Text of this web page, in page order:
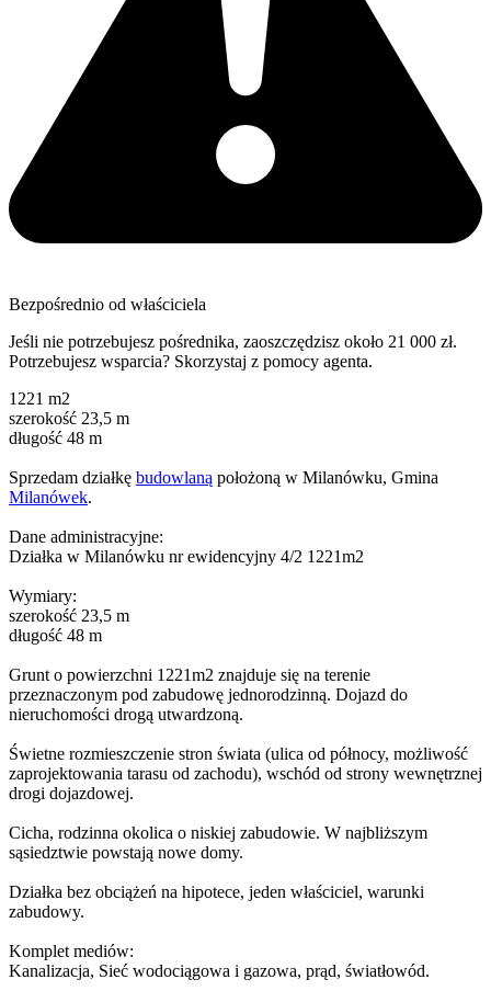
Bezpośrednio od właściciela
Jeśli nie potrzebujesz pośrednika, zaoszczędzisz około 21 000 zł.
Potrzebujesz wsparcia? Skorzystaj z pomocy agenta.
1221 m2
szerokość 23,5 m
długość 48 m
Sprzedam działkę budowlaną położoną w Milanówku, Gmina
Milanówek.
Dane administracyjne:
Działka w Milanówku nr ewidencyjny 4/2 1221m2
Wymiary:
szerokość 23,5 m
długość 48 m
Grunt o powierzchni 1221m2 znajduje się na terenie
przeznaczonym pod zabudowę jednorodzinną. Dojazd do
nieruchomości drogą utwardzoną.
Świetne rozmieszczenie stron świata (ulica od północy, możliwość
zaprojektowania tarasu od zachodu), wschód od strony wewnętrznej
drogi dojazdowej.
Cicha, rodzinna okolica o niskiej zabudowie. W najbliższym
sąsiedztwie powstają nowe domy.
Działka bez obciążeń na hipotece, jeden właściciel, warunki
zabudowy.
Komplet mediów:
Kanalizacja, Sieć wodociągowa i gazowa, prąd, światłowód.